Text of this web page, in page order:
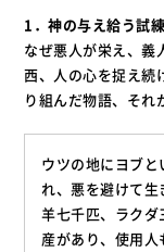
1．神の与え給う試練
なぜ悪人が栄え、
西、人の心を捉え続
り組んだ物語、それ
ウツの地にヨブ
れ、悪を避けて生
羊七千匹、ラク
産があり、使用